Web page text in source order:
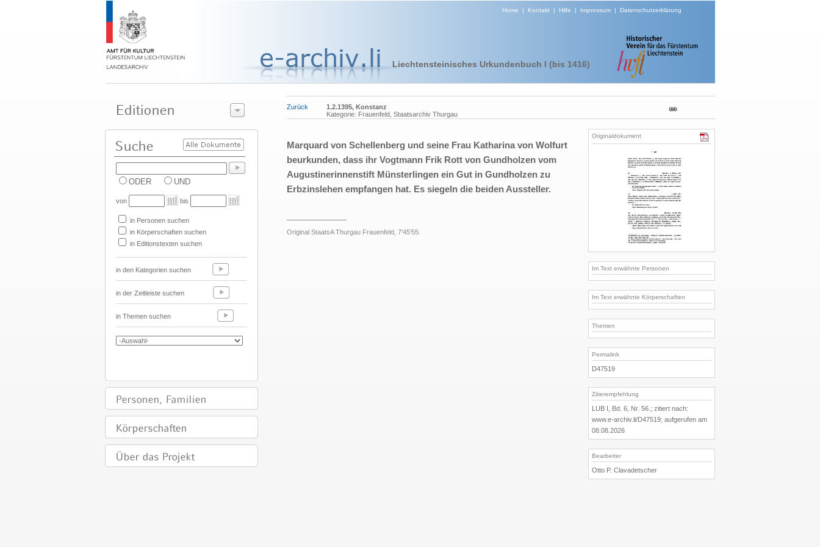
Home | Kontakt| Hilfe | Impressum| Datenschutzerklärung
Liechtensteinisches Urkundenbuch I (bis 1416)
ODER UND
von bis
in Personen suchen
in Körperschaften suchen
in Editionstexten suchen
in den Kategorien suchen
in der Zeitleiste suchen
in Themen suchen
Zurück
1.2.1395, Konstanz
Kategorie: Frauenfeld, Staatsarchiv Thurgau
Marquard von Schellenberg und seine Frau Katharina von Wolfurt
beurkunden, dass ihr Vogtmann Frik Rott von Gundholzen vom
Augustinerinnenstift Münsterlingen ein Gut in Gundholzen zu
Erbzinslehen empfangen hat. Es siegeln die beiden Aussteller.
Original StaatsA Thurgau Frauenfeld, 7'45'55.
Originaldokument
Im Text erwähnte Personen
Im Text erwähnte Körperschaften
Themen
Permalink
D47519
Zitierempfehlung
LUB I, Bd. 6, Nr. 56.; zitiert nach:
www.e-archiv.li/D47519; aufgerufen am
08.08.2026
Bearbeiter
Otto P. Clavadetscher